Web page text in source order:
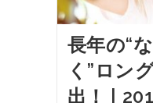
長年の“
く”ロン
出！ |